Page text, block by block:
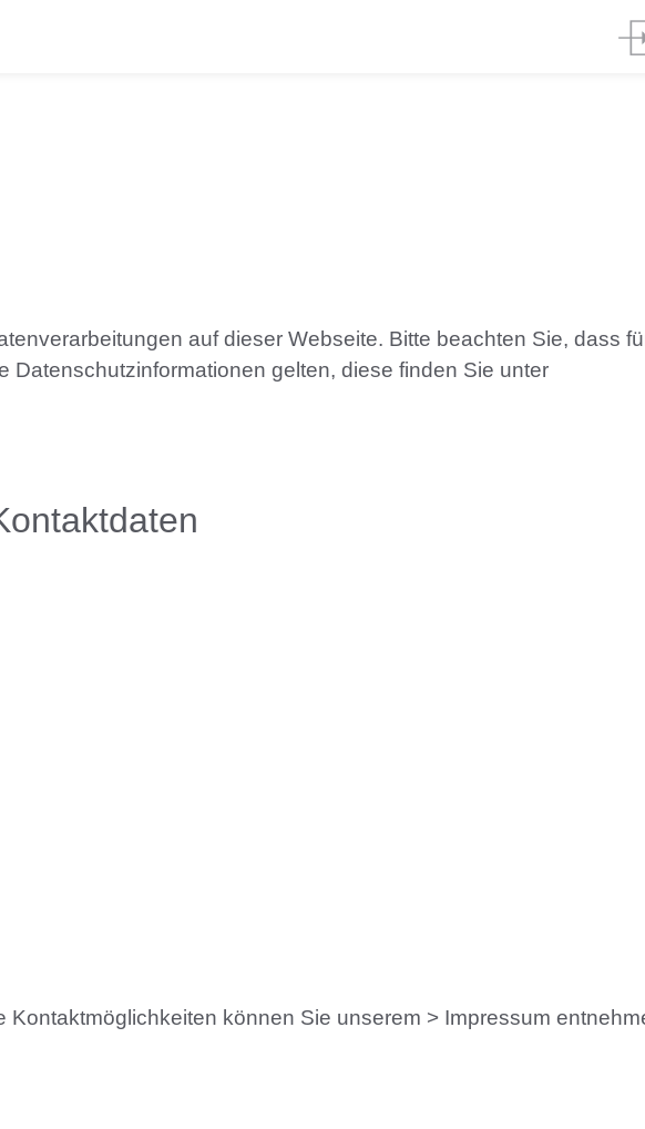
auf dieser Webseite. Bitte beachten Sie, dass
gelten, diese finden Sie unter
können Sie unserem Impressum